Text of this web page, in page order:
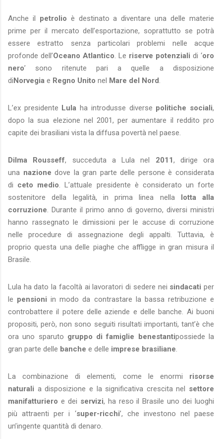
Anche il petrolio è destinato a diventare una delle materie
prime per il mercato dell’esportazione, soprattutto se potrà
essere estratto senza particolari problemi nelle acque
profonde dell’Oceano Atlantico. Le riserve potenziali di ‘oro
nero’ sono ritenute pari a quelle a disposizione
diNorvegia e Regno Unito nel Mare del Nord.
L’ex presidente Lula ha introdusse diverse politiche sociali,
dopo la sua elezione nel 2001, per aumentare il reddito pro
capite dei brasiliani vista la diffusa povertà nel paese.
Dilma Rousseff, succeduta a Lula nel 2011, dirige ora
una nazionedove la gran parte delle persone è considerata
di ceto medio. L’attuale presidente è considerato un forte
sostenitore della legalità, in prima linea nella lotta alla
corruzione. Durante il primo anno di governo, diversi ministri
hanno rassegnato le dimissioni per le accuse di corruzione
nelle procedure di assegnazione degli appalti. Tuttavia, è
proprio questa una delle piaghe che affligge in gran misura il
Brasile.
Lula ha dato la facoltà ai lavoratori di sedere nei sindacatiper
le pensioni in modo da contrastare la bassa retribuzione e
controbattere il potere delle aziende e delle banche. Ai buoni
propositi, però, non sono seguiti risultati importanti, tant’è che
ora uno sparuto gruppo di famiglie benestantipossiede la
gran parte delle banche e delle imprese brasiliane.
La combinazione di elementi, come le enormi risorse
naturali a disposizione e la significativa crescita nel settore
manifatturiero e dei servizi, ha reso il Brasile uno dei luoghi
più attraenti per i ‘super-ricchi’, che investono nel paese
un’ingente quantità di denaro.